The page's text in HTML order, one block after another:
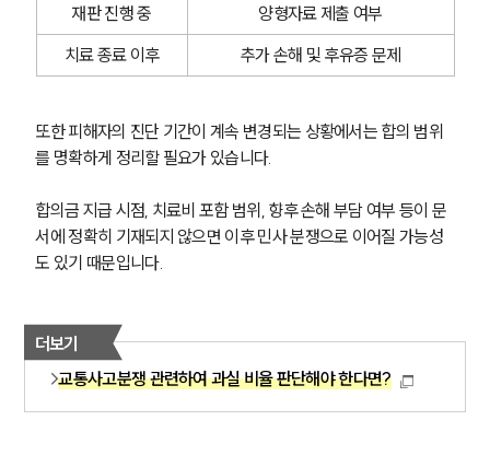
재판 진행 중
양형자료 제출 여부
치료 종료 이후
추가 손해 및 후유증 문제
또한 피해자의 진단 기간이 계속 변경되는 상황에서는 합의 범위
를 명확하게 정리할 필요가 있습니다.
합의금 지급 시점, 치료비 포함 범위, 향후 손해 부담 여부 등이 문
서에 정확히 기재되지 않으면 이후 민사 분쟁으로 이어질 가능성
도 있기 때문입니다.
더보기
교통사고분쟁 관련하여 과실 비율 판단해야 한다면?